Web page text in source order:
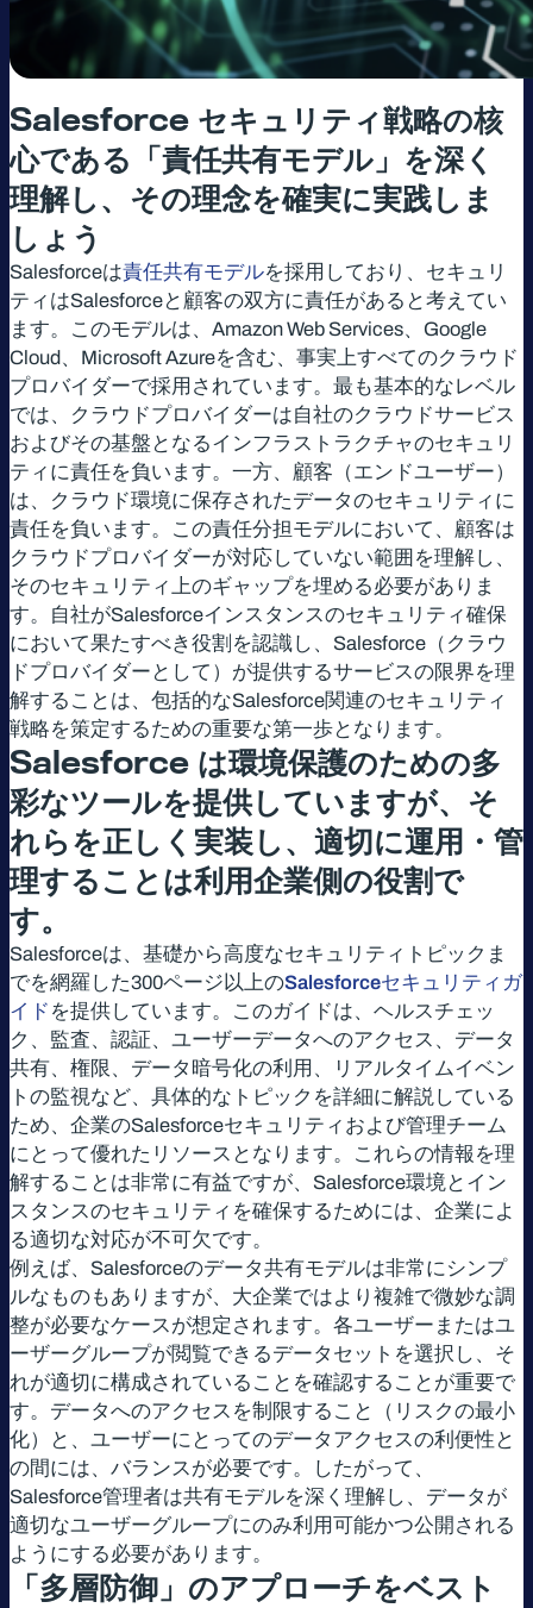
Salesforce セキュリティ戦略の核
心である「責任共有モデル」を深く
理解し、その理念を確実に実践しま
しょう
Salesforceは責任共有モデルを採用しており、セキュリ
ティはSalesforceと顧客の双方に責任があると考えてい
ます。このモデルは、Amazon Web Services、Google
Cloud、Microsoft Azureを含む、事実上すべてのクラウド
プロバイダーで採用されています。最も基本的なレベル
では、クラウドプロバイダーは自社のクラウドサービス
およびその基盤となるインフラストラクチャのセキュリ
ティに責任を負います。一方、顧客（エンドユーザー）
は、クラウド環境に保存されたデータのセキュリティに
責任を負います。この責任分担モデルにおいて、顧客は
クラウドプロバイダーが対応していない範囲を理解し、
そのセキュリティ上のギャップを埋める必要がありま
す。自社がSalesforceインスタンスのセキュリティ確保
において果たすべき役割を認識し、Salesforce（クラウ
ドプロバイダーとして）が提供するサービスの限界を理
解することは、包括的なSalesforce関連のセキュリティ
戦略を策定するための重要な第一歩となります。
Salesforce は環境保護のための多
彩なツールを提供していますが、そ
れらを正しく実装し、適切に運用・管
理することは利用企業側の役割で
す。
Salesforceは、基礎から高度なセキュリティトピックま
でを網羅した300ページ以上のSalesforceセキュリティガ
イド を提供しています。このガイドは、ヘルスチェッ
ク、監査、認証、ユーザーデータへのアクセス、データ
共有、権限、データ暗号化の利用、リアルタイムイベン
トの監視など、具体的なトピックを詳細に解説している
ため、企業のSalesforceセキュリティおよび管理チーム
にとって優れたリソースとなります。これらの情報を理
解することは非常に有益ですが、Salesforce環境とイン
スタンスのセキュリティを確保するためには、企業によ
る適切な対応が不可欠です。
例えば、Salesforceのデータ共有モデルは非常にシンプ
ルなものもありますが、大企業ではより複雑で微妙な調
整が必要なケースが想定されます。各ユーザーまたはユ
ーザーグループが閲覧できるデータセットを選択し、そ
れが適切に構成されていることを確認することが重要で
す。データへのアクセスを制限すること（リスクの最小
化）と、ユーザーにとってのデータアクセスの利便性と
の間には、バランスが必要です。したがって、
Salesforce管理者は共有モデルを深く理解し、データが
適切なユーザーグループにのみ利用可能かつ公開される
ようにする必要があります。
「多層防御」のアプローチをベスト